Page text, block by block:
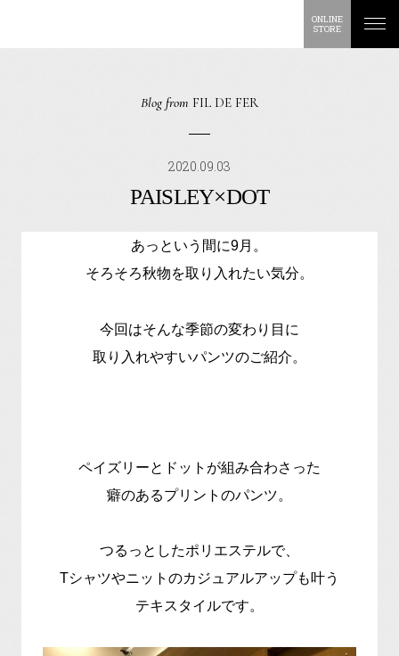
ONLINE
STORE
Blog from FIL DE FER
2020.09.03
PAISLEY×DOT
あっという間に9月。
そろそろ秋物を取り入れたい気分。
今回はそんな季節の変わり目に
取り入れやすいパンツのご紹介。
ペイズリーとドットが組み合わさった
癖のあるプリントのパンツ。
つるっとしたポリエステルで、
Tシャツやニットのカジュアルアップも叶う
テキスタイルです。